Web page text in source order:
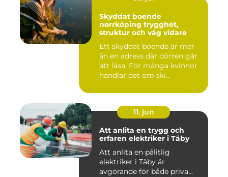
Skyddat boende
norrköping trygghet,
struktur och väg vidare
Ett skyddat boende är mer
än en adress där dörren går
att låsa. För många kvinnor
handlar det om ski...
11. jun
Att anlita en trygg och
erfaren elektriker i Täby
Att anlita en pålitlig
elektriker i Täby är
avgörande för både priva...